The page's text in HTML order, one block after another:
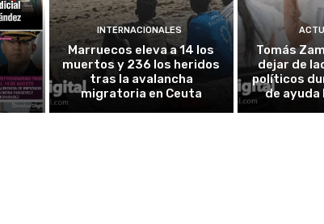
INTERNACIONALES
Marruecos eleva a 14 los
muertos y 236 los heridos
tras la avalancha
migratoria en Ceuta
Tomás
dejar de
políticos
de